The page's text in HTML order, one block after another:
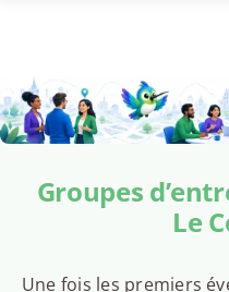
Groupes
Le
Une fois les premiers